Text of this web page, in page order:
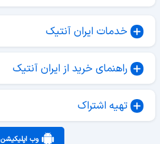
خدمات ایران آنتیک
راهنمای خرید از ایران آنتیک
تهیه اشتراک
وب اپلیکیشن